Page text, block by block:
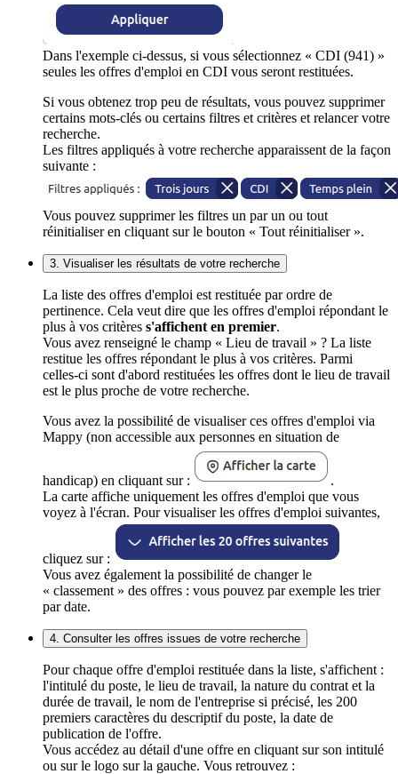
Dans l'exemple ci-dessus, si vous sélectionnez « CDI (941) »
seules les offres d'emploi en CDI vous seront restituées.
Si vous obtenez trop peu de résultats, vous pouvez supprimer
certains mots-clés ou certains filtres et critères et relancer votre
recherche.
Les filtres appliqués à votre recherche apparaissent de la façon
suivante :
Vous pouvez supprimer les filtres un par un ou tout
réinitialiser en cliquant sur le bouton « Tout réinitialiser ».
3. Visualiser les résultats de votre recherche
La liste des offres d'emploi est restituée par ordre de
pertinence. Cela veut dire que les offres d'emploi répondant le
plus à vos critères s'affichent en premier.
Vous avez renseigné le champ « Lieu de travail » ? La liste
restitue les offres répondant le plus à vos critères. Parmi
celles-ci sont d'abord restituées les offres dont le lieu de travail
est le plus proche de votre recherche.
Vous avez la possibilité de visualiser ces offres d'emploi via
Mappy (non accessible aux personnes en situation de
handicap) en cliquant sur :
.
La carte affiche uniquement les offres d'emploi que vous
voyez à l'écran. Pour visualiser les offres d'emploi suivantes,
cliquez sur :
Vous avez également la possibilité de changer le
« classement » des offres : vous pouvez par exemple les trier
par date.
4. Consulter les offres issues de votre recherche
Pour chaque offre d'emploi restituée dans la liste, s'affichent :
l'intitulé du poste, le lieu de travail, la nature du contrat et la
durée de travail, le nom de l'entreprise si précisé, les 200
premiers caractères du descriptif du poste, la date de
publication de l'offre.
Vous accédez au détail d'une offre en cliquant sur son intitulé
ou sur le logo sur la gauche. Vous retrouvez :